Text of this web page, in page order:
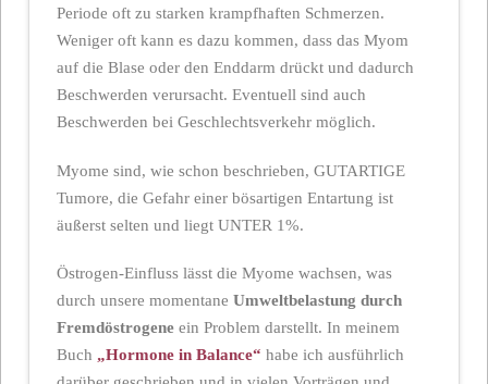
Periode oft zu starken krampfhaften Schmerzen.
Weniger oft kann es dazu kommen, dass das Myom
auf die Blase oder den Enddarm drückt und dadurch
Beschwerden verursacht. Eventuell sind auch
Beschwerden bei Geschlechtsverkehr möglich.
Myome sind, wie schon beschrieben, GUTARTIGE
Tumore, die Gefahr einer bösartigen Entartung ist
äußerst selten und liegt UNTER 1%.
Östrogen-Einfluss lässt die Myome wachsen, was
durch unsere momentane Umweltbelastung durch
Fremdöstrogeneein Problem darstellt. In meinem
Buch „Hormone in Balance“ habe ich ausführlich